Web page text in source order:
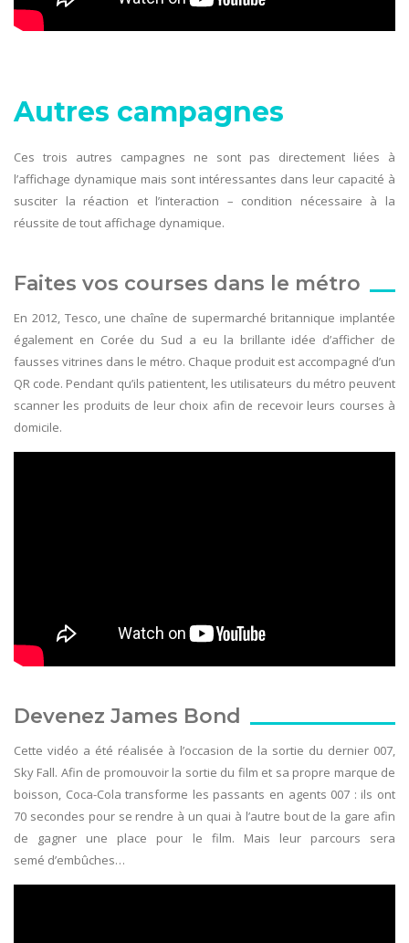
Autres campagnes
Ces trois autres campagnes ne sont pas directement liées à
l’affichage dynamique mais sont intéressantes dans leur capacité à
susciter la réaction et l’interaction – condition nécessaire à la
réussite de tout affichage dynamique.
Faites vos courses dans le métro
En 2012, Tesco, une chaîne de supermarché britannique implantée
également en Corée du Sud a eu la brillante idée d’afficher de
fausses vitrines dans le métro. Chaque produit est accompagné d’un
QR code. Pendant qu’ils patientent, les utilisateurs du métro peuvent
scanner les produits de leur choix afin de recevoir leurs courses à
domicile.
Devenez James Bond
Cette vidéo a été réalisée à l’occasion de la sortie du dernier 007,
Sky Fall. Afin de promouvoir la sortie du film et sa propre marque de
boisson, Coca-Cola transforme les passants en agents 007 : ils ont
70 secondes pour se rendre à un quai à l’autre bout de la gare afin
de gagner une place pour le film. Mais leur parcours sera
semé d’embûches…